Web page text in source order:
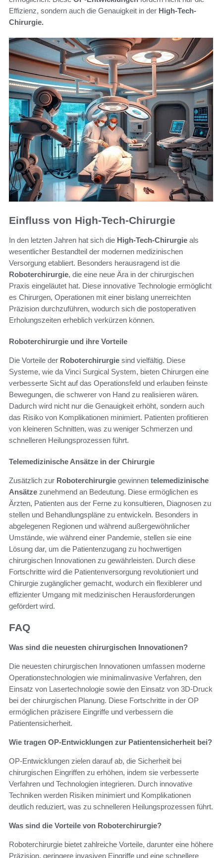
Effizienz, sondern auch die Genauigkeit in der High-Tech-
Chirurgie.
Einfluss von High-Tech-Chirurgie
In den letzten Jahren hat sich die High-Tech-Chirurgie als
wesentlicher Bestandteil der modernen medizinischen
Versorgung etabliert. Besonders herausragend ist die
Roboterchirurgie, die eine neue Ära in der chirurgischen
Praxis eingeläutet hat. Diese innovative Technologie ermöglicht
es Chirurgen, Operationen mit einer bislang unerreichten
Präzision durchzuführen, wodurch sich die postoperativen
Erholungszeiten erheblich verkürzen können.
Roboterchirurgie und ihre Vorteile
Die Vorteile der Roboterchirurgie sind vielfältig. Diese
Systeme, wie da Vinci Surgical System, bieten Chirurgen eine
verbesserte Sicht auf das Operationsfeld und erlauben feinste
Bewegungen, die schwerer von Hand zu realisieren wären.
Dadurch wird nicht nur die Genauigkeit erhöht, sondern auch
das Risiko von Komplikationen minimiert. Patienten profitieren
von kleineren Schnitten, was zu weniger Schmerzen und
schnelleren Heilungsprozessen führt.
Telemedizinische Ansätze in der Chirurgie
Zusätzlich zur Roboterchirurgie gewinnen telemedizinische
Ansätze zunehmend an Bedeutung. Diese ermöglichen es
Ärzten, Patienten aus der Ferne zu konsultieren, Diagnosen zu
stellen und Behandlungspläne zu entwickeln. Besonders in
abgelegenen Regionen und während außergewöhnlicher
Umstände, wie während einer Pandemie, stellen sie eine
Lösung dar, um die Patientenzugang zu hochwertigen
chirurgischen Innovationen zu gewährleisten. Durch diese
Fortschritte wird die Patientenversorgung revolutioniert und
Chirurgie zugänglicher gemacht, wodurch ein flexiblerer und
effizienter Umgang mit medizinischen Herausforderungen
gefördert wird.
FAQ
Was sind die neuesten chirurgischen Innovationen?
Die neuesten chirurgischen Innovationen umfassen moderne
Operationstechnologien wie minimalinvasive Verfahren, den
Einsatz von Lasertechnologie sowie den Einsatz von 3D-Druck
bei der chirurgischen Planung. Diese Fortschritte in der OP
ermöglichen präzisere Eingriffe und verbessern die
Patientensicherheit.
Wie tragen OP-Entwicklungen zur Patientensicherheit bei?
OP-Entwicklungen zielen darauf ab, die Sicherheit bei
chirurgischen Eingriffen zu erhöhen, indem sie verbesserte
Verfahren und Technologien integrieren. Durch innovative
Techniken werden Risiken minimiert und Komplikationen
deutlich reduziert, was zu schnelleren Heilungsprozessen führt.
Was sind die Vorteile von Roboterchirurgie?
Roboterchirurgie bietet zahlreiche Vorteile, darunter eine höhere
Präzision, geringere invasiven Eingriffe und eine schnellere